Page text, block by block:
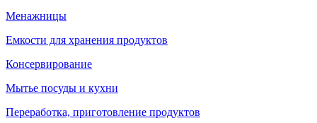
Менажницы
Емкости для хранения продуктов
Консервирование
Мытье посуды и кухни
Переработка, приготовление продуктов